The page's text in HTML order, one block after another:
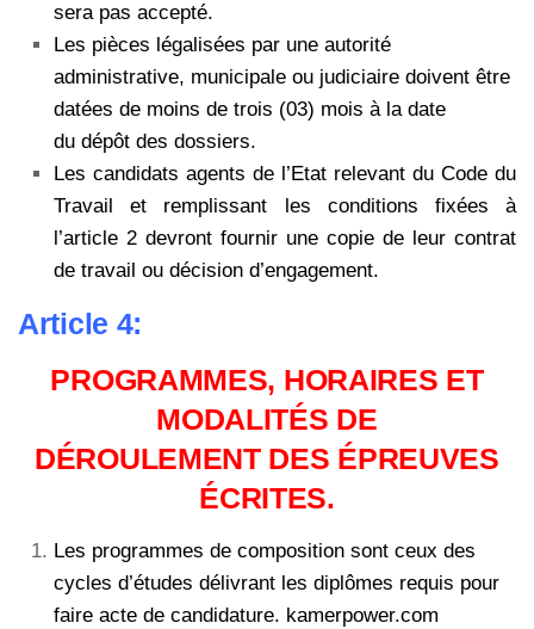
sera pas accepté.
Les pièces légalisées par une autorité
administrative, municipale ou judiciaire doivent être
datées de moins de trois (03) mois à la date
du dépôt des dossiers.
Les candidats agents de l’Etat relevant du Code du
Travail et remplissant les conditions fixées à
l’article 2 devront fournir une copie de leur contrat
de travail ou décision d’engagement.
Article 4:
PROGRAMMES, HORAIRES ET
MODALITÉS DE
DÉROULEMENT DES ÉPREUVES
ÉCRITES.
Les programmes de composition sont ceux des
cycles d’études délivrant les diplômes requis pour
faire acte de candidature. kamerpower.com